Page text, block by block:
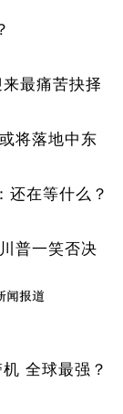
最痛苦抉择
将落地中东
还在等什么？
普一笑否决
全球最强？